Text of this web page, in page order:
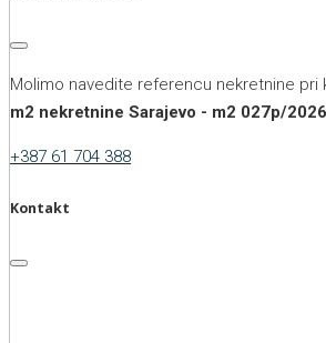
Molimo navedite referencu nekretnine pri
m2 nekretnine Sarajevo - m2 027p/2026
+387 61 704 388
Kontakt